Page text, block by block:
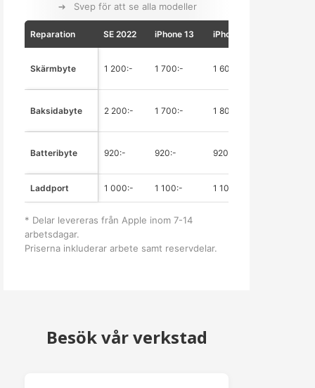
Svep för att se alla modeller
Reparation SE 2022 iPhone 13 iPhone 14
Skärmbyte 1 200:- 1 700:- 1 600:-
Baksidabyte 2 200:- 1 700:- 1 800:-
Batteribyte 920:- 920:- 920:-
Laddport 1 000:- 1 100:- 1 100:-
* Delar levereras från Apple inom 7-14
arbetsdagar.
Priserna inkluderar arbete samt reservdelar.
Besök vår verkstad